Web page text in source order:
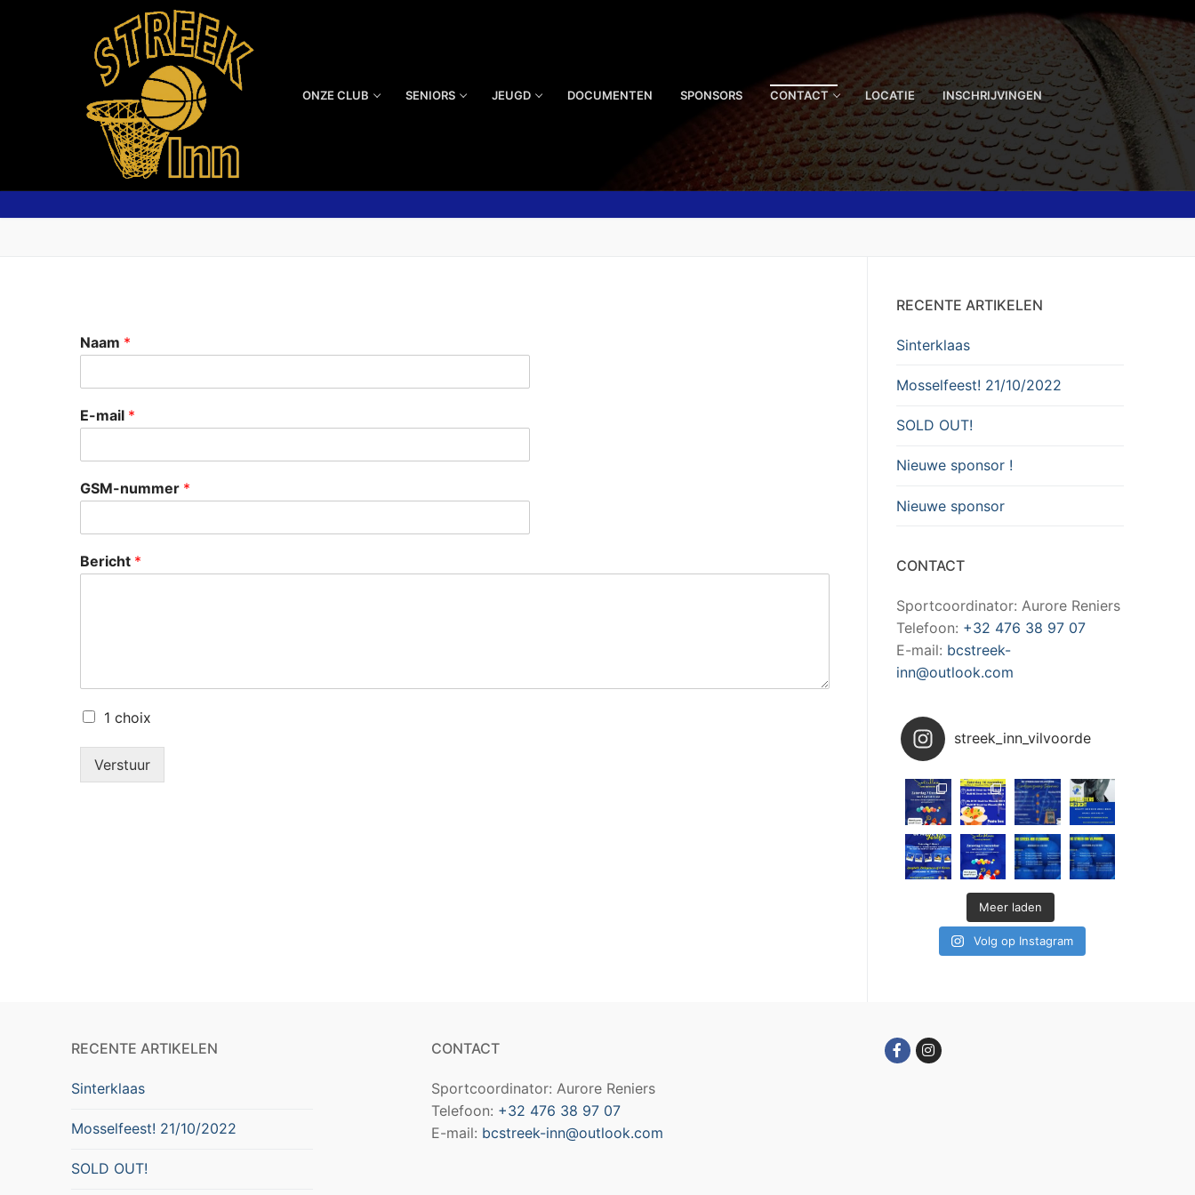
ONZE CLUB SENIORS JEUGD DOCUMENTEN SPONSORS CONTACT LOCATIE INSCHRIJVINGEN
Naam *
E-mail *
GSM-nummer *
Bericht *
1 choix
Verstuur
RECENTE ARTIKELEN
Sinterklaas
Mosselfeest! 21/10/2022
SOLD OUT!
Nieuwe sponsor !
Nieuwe sponsor
CONTACT
Sportcoordinator: Aurore Reniers
Telefoon: +32 476 38 97 07
E-mail: bcstreek-
inn@outlook.com
streek_inn_vilvoorde
Meer laden
Volg op Instagram
RECENTE ARTIKELEN
Sinterklaas
Mosselfeest! 21/10/2022
SOLD OUT!
CONTACT
Sportcoordinator: Aurore Reniers
Telefoon: +32 476 38 97 07
E-mail: bcstreek-inn@outlook.com